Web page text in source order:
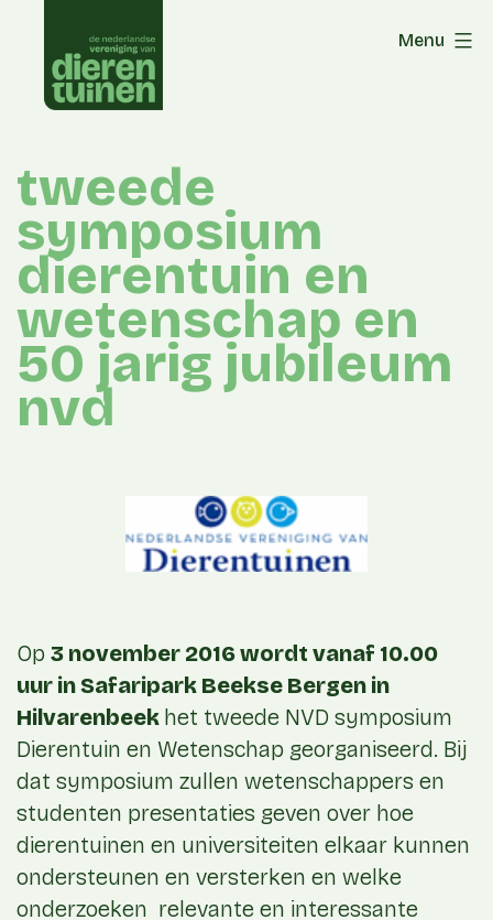
content
Menu
tweede
symposium
dierentuin en
wetenschap en
50 jarig jubileum
nvd
Op 3 november 2016 wordt vanaf 10.00
uur in Safaripark Beekse Bergen in
Hilvarenbeek het tweede NVD symposium
Dierentuin en Wetenschap georganiseerd. Bij
dat symposium zullen wetenschappers en
studenten presentaties geven over hoe
dierentuinen en universiteiten elkaar kunnen
ondersteunen en versterken en welke
onderzoeken relevante en interessante